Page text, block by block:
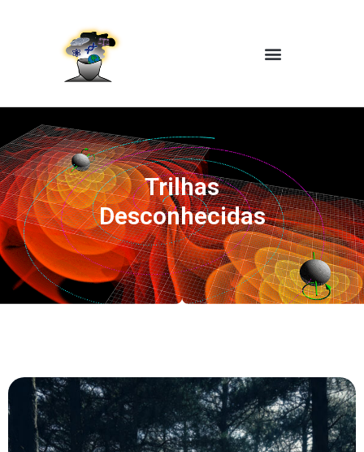
Trilhas
Desconhecidas